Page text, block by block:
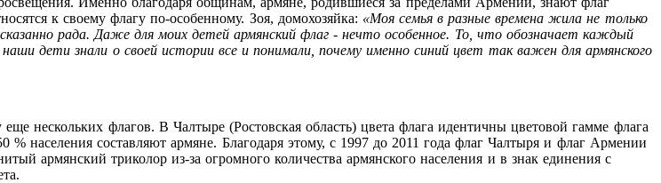
к своему флагу по-особенному. Зоя, домохозяйка: «Моя семья в разные времена жила не только
рада. Даже для моих детей армянский флаг - нечто особенное. То, что обозначает каждый
дети знали о своей истории все и понимали, почему именно синий цвет так важен для армянского
нескольких флагов. В Чалтыре (Ростовская область) цвета флага идентичны цветовой гамме флага
населения составляют армяне. Благодаря этому, с 1997 до 2011 года флаг Чалтыря и флаг Армении
армянский триколор из-за огромного количества армянского населения и в знак единения с